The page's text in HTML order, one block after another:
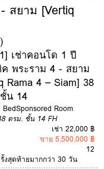
สยาม [Vertiq
)
เช่าคอนโด 1 ปี
ค พระราม 4 - สยาม
Rama 4 – Siam] 38
น 14
BedSponsored Room
ตรม. ชั้น 14 FH
เช่า 22,000 ฿
ขาย 5,500,000 ฿
12
งสุดท้ายมากกว่า 30 วัน